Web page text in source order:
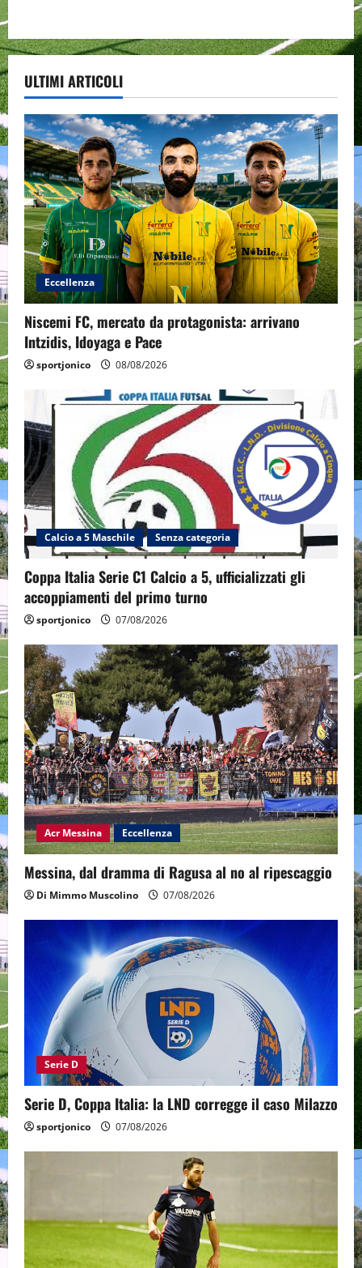
ULTIMI ARTICOLI
Eccellenza
Niscemi FC, mercato da protagonista: arrivano
Intzidis, Idoyaga e Pace
sportjonico 08/08/2026
Calcio a 5 Maschile Senza categoria
Coppa Italia Serie C1 Calcio a 5, ufficializzati gli
accoppiamenti del primo turno
sportjonico 07/08/2026
Acr Messina Eccellenza
Messina, dal dramma di Ragusa al no al ripescaggio
Di Mimmo Muscolino 07/08/2026
Serie D
Serie D, Coppa Italia: la LND corregge il caso Milazzo
sportjonico 07/08/2026